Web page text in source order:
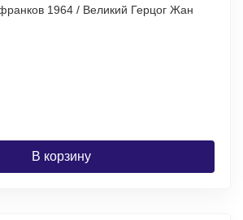
1964 / Великий Герцог Жан
В корзину